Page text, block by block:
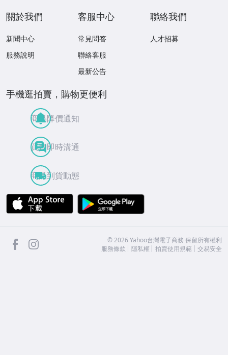
關於我們
新聞中心
服務說明
客服中心
常見問答
聯絡客服
最新公告
聯絡我們
人才招募
手機逛拍賣，購物更便利
商品降價通知
買賣即時溝通
商品到貨動態
APP Store
facebook ©2026 Yahoo台灣電子商務 保留所有權利
服務條款
隱私權 拍賣使用規範 交易安全